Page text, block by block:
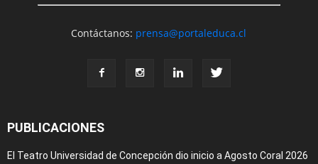
Contáctanos: prensa@portaleduca.cl
PUBLICACIONES
El Teatro Universidad de Concepción dio inicio a Agosto Coral 2026